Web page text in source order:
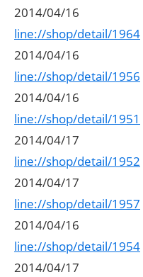
2014/04/16
line://shop/detail/1964
2014/04/16
line://shop/detail/1956
2014/04/16
line://shop/detail/1951
2014/04/17
line://shop/detail/1952
2014/04/17
line://shop/detail/1957
2014/04/16
line://shop/detail/1954
2014/04/17